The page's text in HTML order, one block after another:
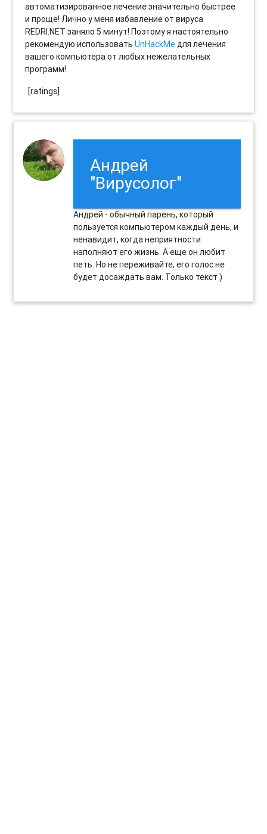
автоматизированное лечение значительно быстрее
и проще! Лично у меня избавление от вируса
REDRI.NET заняло 5 минут! Поэтому я настоятельно
рекомендую использоватьUnHackMeдля лечения
вашего компьютера от любых нежелательных
программ!
[ratings]
Андрей
"Вирусолог"
Андрей - обычный парень, который
пользуется компьютером каждый день, и
ненавидит, когда неприятности
наполняют его жизнь. А еще он любит
петь. Но не переживайте, его голос не
будет досаждать вам. Только текст )